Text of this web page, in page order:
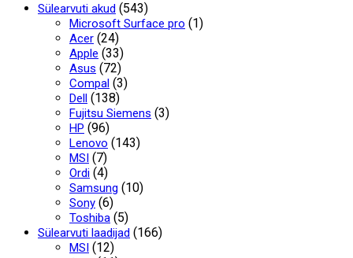
Sülearvuti akud (543)
Microsoft Surface pro (1)
Acer (24)
Apple (33)
Asus (72)
Compal (3)
Dell (138)
Fujitsu Siemens (3)
HP (96)
Lenovo (143)
MSI (7)
Ordi (4)
Samsung (10)
Sony (6)
Toshiba (5)
Sülearvuti laadijad (166)
MSI (12)